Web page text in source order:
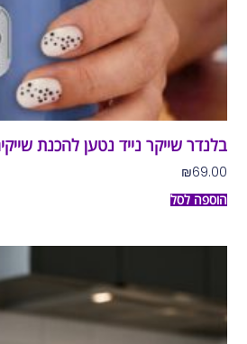
בלנדר שייקר נייד נטען להכנת
₪69.00
הוספה לסל